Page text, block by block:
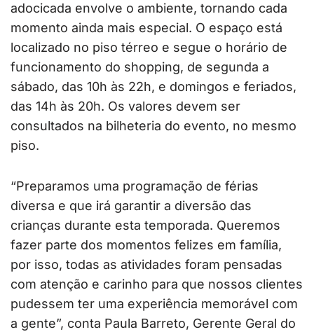
adocicada envolve o ambiente, tornando cada
momento ainda mais especial. O espaço está
localizado no piso térreo e segue o horário de
funcionamento do shopping, de segunda a
sábado, das 10h às 22h, e domingos e feriados,
das 14h às 20h. Os valores devem ser
consultados na bilheteria do evento, no mesmo
piso.
“Preparamos uma programação de férias
diversa e que irá garantir a diversão das
crianças durante esta temporada. Queremos
fazer parte dos momentos felizes em família,
por isso, todas as atividades foram pensadas
com atenção e carinho para que nossos clientes
pudessem ter uma experiência memorável com
a gente”, conta Paula Barreto, Gerente Geral do